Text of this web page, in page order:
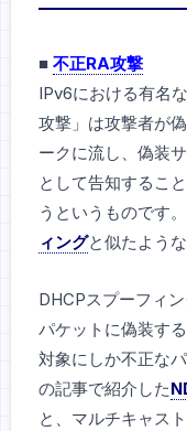
■ 不正RA攻撃
IPv6における有名
攻撃」は攻撃者が
ークに流し、偽装
として告知するこ
うというものです。
ィングと似たよう
DHCPスプーフィ
パケットに偽装す
対象にしか不正な
の記事で紹介した
と、マルチキャス